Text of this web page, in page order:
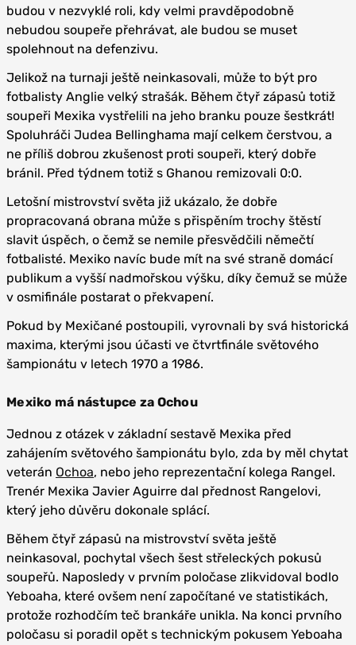
budou v nezvyklé roli, kdy velmi pravděpodobně
nebudou soupeře přehrávat, ale budou se muset
spolehnout na defenzivu.
Jelikož na turnaji ještě neinkasovali, může to být pro
fotbalisty Anglie velký strašák. Během čtyř zápasů totiž
soupeři Mexika vystřelili na jeho branku pouze šestkrát!
Spoluhráči Judea Bellinghama mají celkem čerstvou, a
ne příliš dobrou zkušenost proti soupeři, který dobře
bránil. Před týdnem totiž s Ghanou remizovali 0:0.
Letošní mistrovství světa již ukázalo, že dobře
propracovaná obrana může s přispěním trochy štěstí
slavit úspěch, o čemž se nemile přesvědčili němečtí
fotbalisté. Mexiko navíc bude mít na své straně domácí
publikum a vyšší nadmořskou výšku, díky čemuž se může
v osmifinále postarat o překvapení.
Pokud by Mexičané postoupili, vyrovnali by svá historická
maxima, kterými jsou účasti ve čtvrtfinále světového
šampionátu v letech 1970 a 1986.
Mexiko má nástupce za Ochou
Jednou z otázek v základní sestavě Mexika před
zahájením světového šampionátu bylo, zda by měl chytat
veterán Ochoa, nebo jeho reprezentační kolega Rangel.
Trenér Mexika Javier Aguirre dal přednost Rangelovi,
který jeho důvěru dokonale splácí.
Během čtyř zápasů na mistrovství světa ještě
neinkasoval, pochytal všech šest střeleckých pokusů
soupeřů. Naposledy v prvním poločase zlikvidoval bodlo
Yeboaha, které ovšem není započítané ve statistikách,
protože rozhodčím teč brankáře unikla. Na konci prvního
poločasu si poradil opět s technickým pokusem Yeboaha